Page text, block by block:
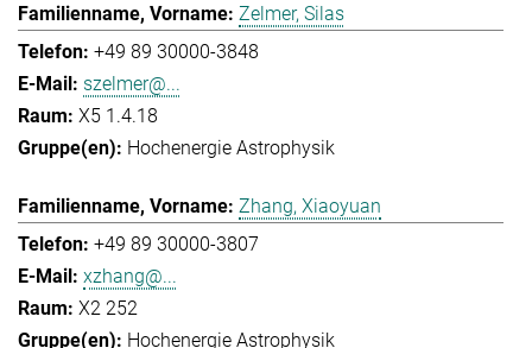
Zelmer, Silas
+49 89 30000-3848
szelmer@...
X5 1.4.18
Hochenergie Astrophysik
Zhang, Xiaoyuan
+49 89 30000-3807
xzhang@...
X2 252
Hochenergie Astrophysik